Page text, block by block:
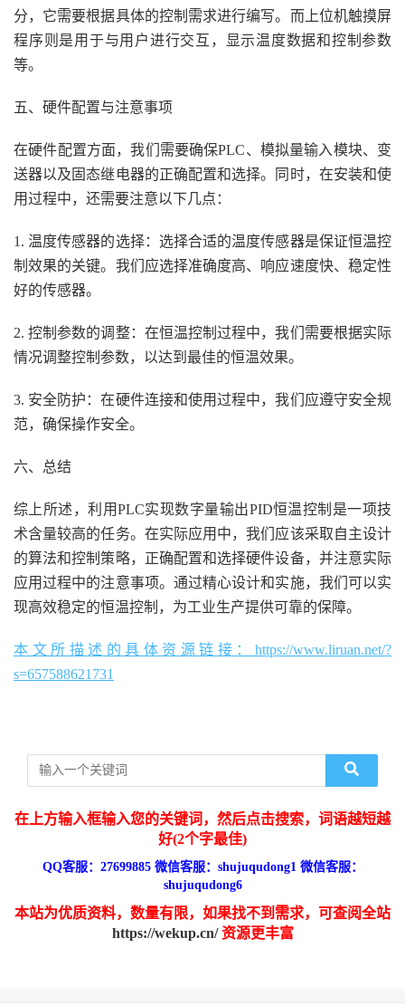
分，它需要根据具体的控制需求进行编写。而上位机触摸屏
程序则是用于与用户进行交互，显示温度数据和控制参数
等。
五、硬件配置与注意事项
在硬件配置方面，我们需要确保PLC、模拟量输入模块、变
送器以及固态继电器的正确配置和选择。同时，在安装和使
用过程中，还需要注意以下几点：
1. 温度传感器的选择：选择合适的温度传感器是保证恒温控
制效果的关键。我们应选择准确度高、响应速度快、稳定性
好的传感器。
2. 控制参数的调整：在恒温控制过程中，我们需要根据实际
情况调整控制参数，以达到最佳的恒温效果。
3. 安全防护：在硬件连接和使用过程中，我们应遵守安全规
范，确保操作安全。
六、总结
综上所述，利用PLC实现数字量输出PID恒温控制是一项技
术含量较高的任务。在实际应用中，我们应该采取自主设计
的算法和控制策略，正确配置和选择硬件设备，并注意实际
应用过程中的注意事项。通过精心设计和实施，我们可以实
现高效稳定的恒温控制，为工业生产提供可靠的保障。
本文所描述的具体资源链接：https://www.liruan.net/?
s=657588621731
在上方输入框输入您的关键词，然后点击搜索，词语越短越
好(2个字最佳)
QQ客服：27699885 微信客服：shujuqudong1 微信客服：
shujuqudong6
本站为优质资料，数量有限，如果找不到需求，可查阅全站
https://wekup.cn/资源更丰富